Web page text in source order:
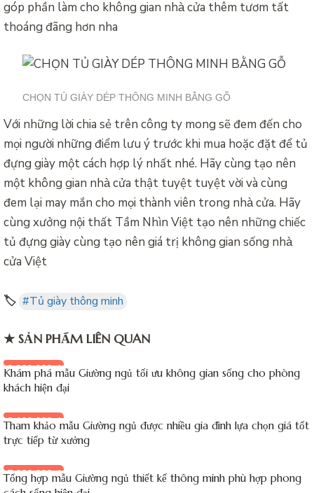
góp phần làm cho không gian nhà cửa thêm tươm tất
thoáng đãng hơn nha
CHỌN TỦ GIÀY DÉP THÔNG MINH BẰNG GỖ
Với những lời chia sẻ trên công ty mong sẽ đem đến cho
mọi người những điểm lưu ý trước khi mua hoặc đặt để tủ
đựng giày một cách hợp lý nhất nhé. Hãy cùng tạo nên
một không gian nhà cửa thật tuyệt tuyệt vời và cùng
đem lại may mắn cho mọi thành viên trong nhà cửa. Hãy
cùng xưởng nội thất Tầm Nhìn Việt tạo nên những chiếc
tủ đựng giày cùng tạo nên giá trị không gian sống nhà
cửa Việt
🏷️ #Tủ giày thông minh
★ SẢN PHẨM LIÊN QUAN
9.900.000 đ
Khám phá mẫu Giường ngủ tối ưu không gian sống cho phòng
khách hiện đại
8.100.000 đ
Tham khảo mẫu Giường ngủ được nhiều gia đình lựa chọn giá tốt
trực tiếp từ xưởng
7.000.000 đ
Tổng hợp mẫu Giường ngủ thiết kế thông minh phù hợp phong